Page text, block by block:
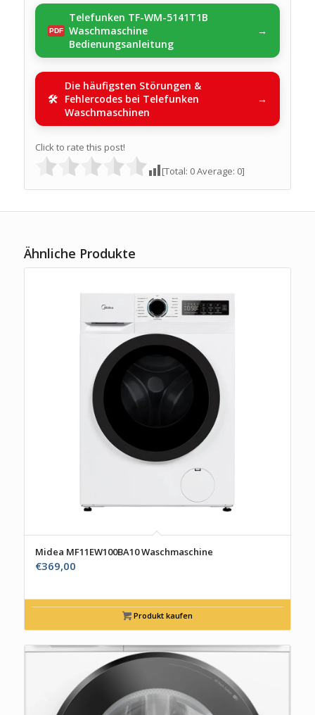
Telefunken TF-WM-5141T1B
Waschmaschine
Bedienungsanleitung
Die häufigsten Störungen &
Fehlercodes bei Telefunken
Waschmaschinen
Click to rate this post!
[Total: 0Average: 0]
Ähnliche Produkte
Midea MF11EW100BA10 Waschmaschine
€369,00
Produkt kaufen